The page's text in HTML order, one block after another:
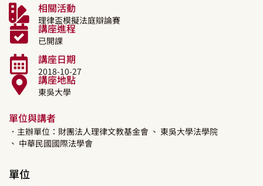
相關活動
理律盃模擬法庭辯論賽
講座進程
已開課
講座日期
2018-10-27
講座地點
東吳大學
單位與講者
．主辦單位：財團法人理律文教基金會 、 東吳大學法學院
、 中華民國國際法學會
單位